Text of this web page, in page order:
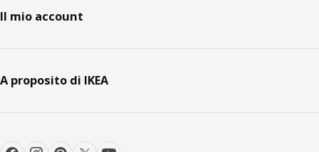
Il mio account
A proposito di IKEA